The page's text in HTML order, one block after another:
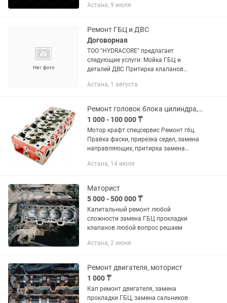
Астана, 9 июля
Ремонт ГБЦ и ДВС
Договорная
ТОО "HYDRACORE" предлагает
следующие услуги: Мойка ГБЦ и
деталей ДВС Притирка клапанов
Фрезеровка ГБЦ Замена седла Замена
блока...
Астана, 1 августа
Ремонт головок блока цилиндра, регулировка опрессовка фрезеровка
1 000 - 100 000 ₸
Мотор крафт спецсервис Ремонт гбц.
Правка фаски, прирезка седел, замена
направляющих, притирка замена
опрессовка, фрезеровка, щлиыовка.
Астана, 14 июля
Маторист
5 000 - 500 000 ₸
Капитальный ремонт любой
сложности замена ГБЦ прокладки
клапанов любой вопрос решаем
Астана, 2 июня
Ремонт двигателя, моторист
1 000 ₸
Кап ремонт двигателя, замена
прокладки ГБЦ, замена сальников